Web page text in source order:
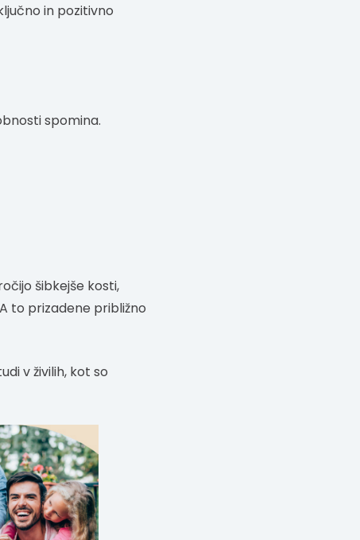
in pozitivno
spomina.
šibkejše kosti,
to prizadene približno
v živilih, kot so